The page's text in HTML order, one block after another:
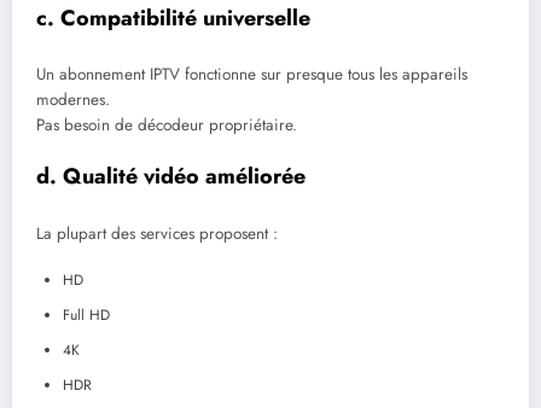
c. Compatibilité universelle
Un abonnement IPTV fonctionne sur presque tous les appareils
modernes.
Pas besoin de décodeur propriétaire.
d. Qualité vidéo améliorée
La plupart des services proposent :
HD
Full HD
4K
HDR